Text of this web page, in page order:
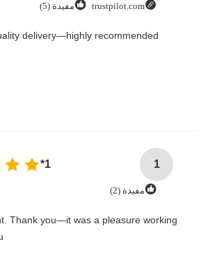
trustpilot.com مفيدة (5)
delivery—highly recommended.
1
1*
مفيدة (2)
Thank you—it was a pleasure working